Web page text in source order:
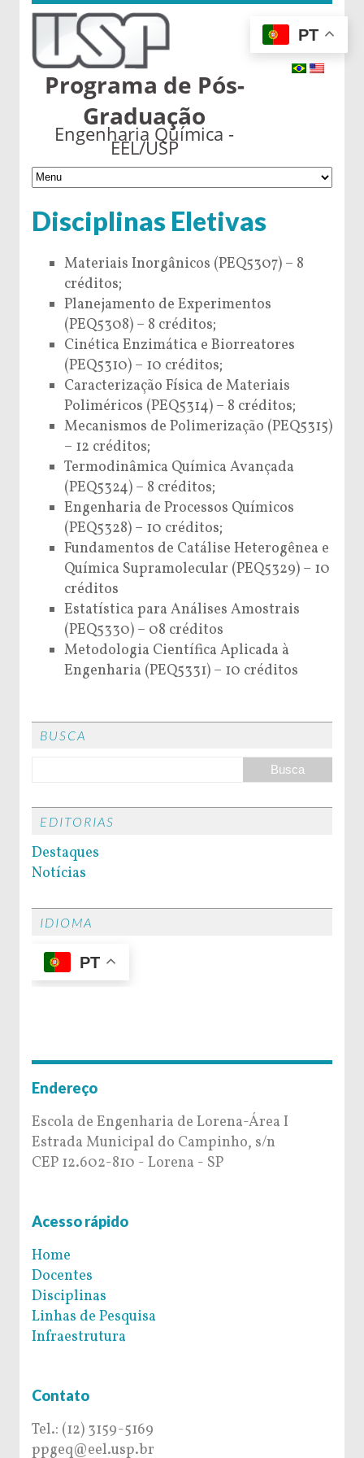
Programa de Pós-
Graduação
Engenharia Química -
EEL/USP
Disciplinas Eletivas
Materiais Inorgânicos (PEQ5307) – 8
créditos;
Planejamento de Experimentos
(PEQ5308) – 8 créditos;
Cinética Enzimática e Biorreatores
(PEQ5310) – 10 créditos;
Caracterização Física de Materiais
Poliméricos (PEQ5314) – 8 créditos;
Mecanismos de Polimerização (PEQ5315)
– 12 créditos;
Termodinâmica Química Avançada
(PEQ5324) – 8 créditos;
Engenharia de Processos Químicos
(PEQ5328) – 10 créditos;
Fundamentos de Catálise Heterogênea e
Química Supramolecular (PEQ5329) – 10
créditos
Estatística para Análises Amostrais
(PEQ5330) – 08 créditos
Metodologia Científica Aplicada à
Engenharia (PEQ5331) – 10 créditos
BUSCA
EDITORIAS
Destaques
Notícias
IDIOMA
PT
Endereço
Escola de Engenharia de Lorena-Área I
Estrada Municipal do Campinho, s/n
CEP 12.602-810 - Lorena - SP
Acesso rápido
Home
Docentes
Disciplinas
Linhas de Pesquisa
Infraestrutura
Contato
Tel.: (12) 3159-5169
ppgeq@eel.usp.br
PT